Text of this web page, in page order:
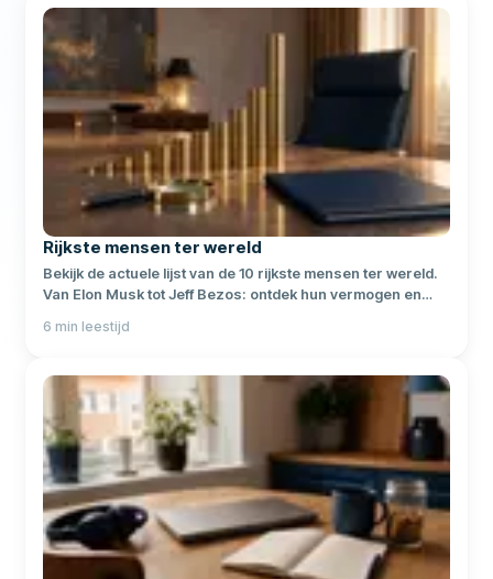
Rijkste mensen ter wereld
Bekijk de actuele lijst van de 10 rijkste mensen ter wereld.
Van Elon Musk tot Jeff Bezos: ontdek hun vermogen en
6 min leestijd